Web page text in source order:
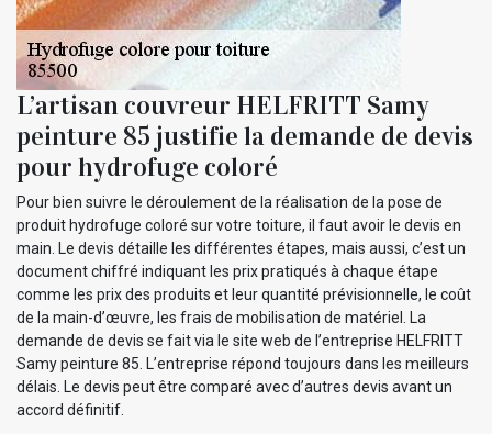
L’artisan couvreur HELFRITT Samy
peinture 85 justifie la demande de devis
pour hydrofuge coloré
Pour bien suivre le déroulement de la réalisation de la pose de
produit hydrofuge coloré sur votre toiture, il faut avoir le devis en
main. Le devis détaille les différentes étapes, mais aussi, c’est un
document chiffré indiquant les prix pratiqués à chaque étape
comme les prix des produits et leur quantité prévisionnelle, le coût
de la main-d’œuvre, les frais de mobilisation de matériel. La
demande de devis se fait via le site web de l’entreprise HELFRITT
Samy peinture 85. L’entreprise répond toujours dans les meilleurs
délais. Le devis peut être comparé avec d’autres devis avant un
accord définitif.